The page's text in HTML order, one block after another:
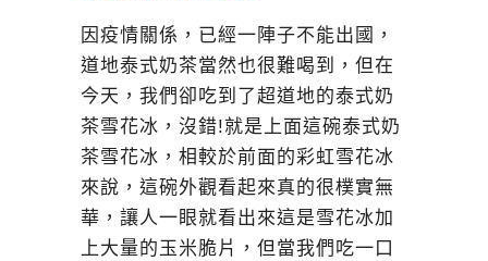
因疫情關係，已經一陣子不能出國，
道地泰式奶茶當然也很難喝到，但在
今天，我們卻吃到了超道地的泰式奶
茶雪花冰，沒錯!就是上面這碗泰式奶
茶雪花冰，相較於前面的彩虹雪花冰
來說，這碗外觀看起來真的很樸實無
華，讓人一眼就看出來這是雪花冰加
上大量的玉米脆片，但當我們吃一口